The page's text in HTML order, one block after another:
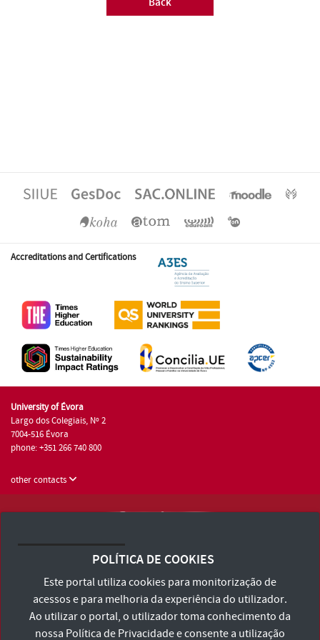
Accreditations and Certifications
University of Évora
Largo dos Colegiais, Nº 2
7004-516 Évora
phone: +351 266 740 800
other contacts
Terms and Conditions and Privacy Policy
Accessibility Statement
POLÍTICA DE COOKIES
Este portal utiliza cookies para monitorização de
acessos e para melhoria da experiência do utilizador.
Ao utilizar o portal, o utilizador toma conhecimento da
nossa Política de Privacidadee consente a utilização